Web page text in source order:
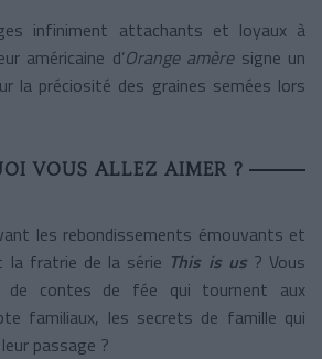
infiniment attachants et loyaux à
américaine d’Orange amère signe un
la préciosité des graines semées lors
VOUS ALLEZ AIMER ?
les rebondissements émouvants et
la fratrie de la série This is us? Vous
de contes de fée qui tournent aux
familiaux, les secrets de famille qui
passage ?